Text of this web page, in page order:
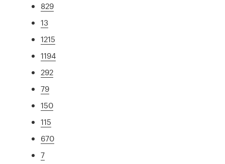
829
13
1215
1194
292
79
150
115
670
7